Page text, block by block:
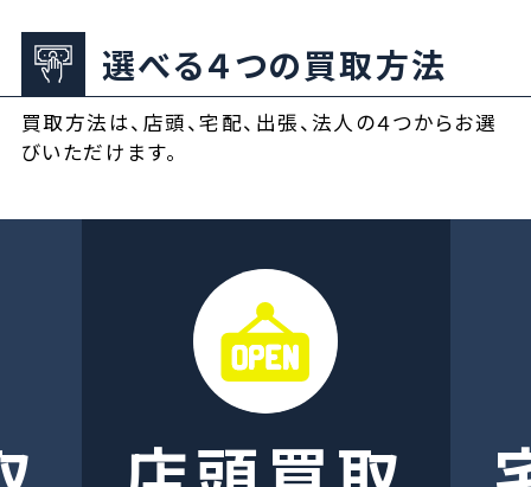
選べる４つの買取方法
買取方法は、店頭、宅配、出張、法人の４つからお選
びいただけます。